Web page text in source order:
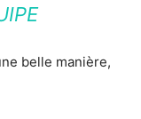
belle manière,